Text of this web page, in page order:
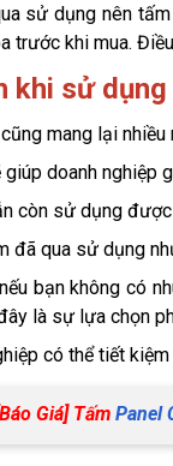
sử dụng nên
trước khi mua.
khi sử
mang lại
doanh nghiệp
còn sử dụng
đã qua sử dụng
bạn không có
là sự lựa chọn
có thể tiết
Giá] Tấm Panel